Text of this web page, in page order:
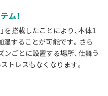
ム！
を搭載したことにより、本体1
することが可能です。さら
ンごとに設置する場所、仕舞う
トレスもなくなります。